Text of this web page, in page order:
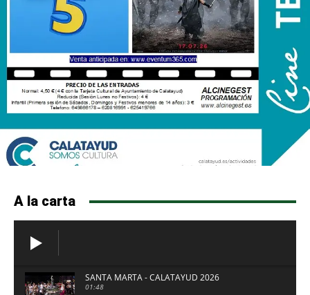
A la carta
SANTA MARTA - CALATAYUD 2026
01:48